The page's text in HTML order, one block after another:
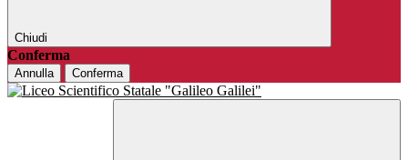
Chiudi
Conferma
Annulla Conferma